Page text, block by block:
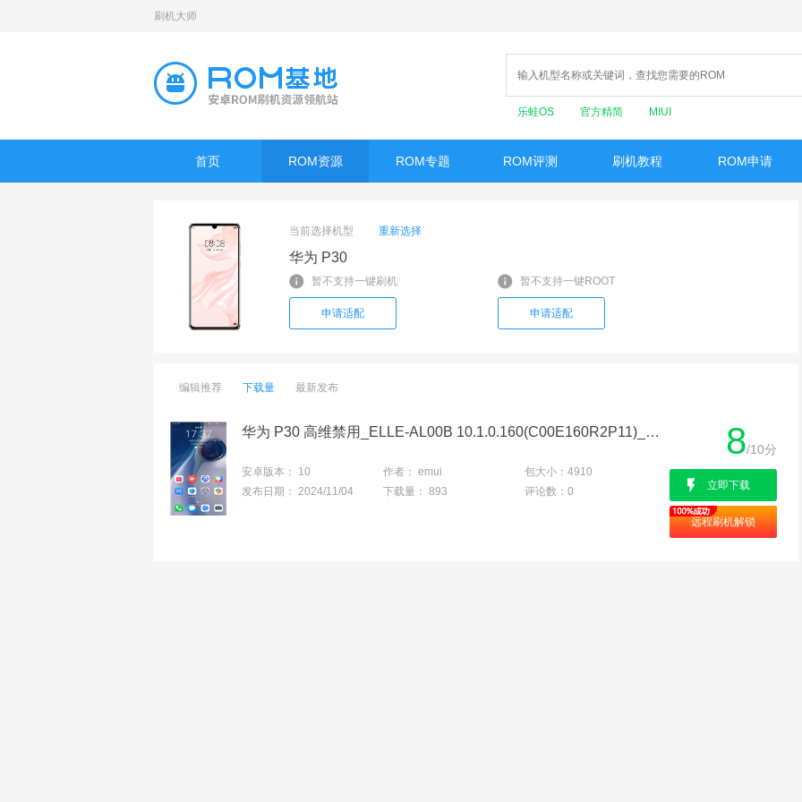
刷机大师
乐蛙OS 官方精简 MIUI
首页 ROM资源 ROM专题 ROM评测 刷机教程 ROM申请
当前选择机型 重新选择
华为 P30
暂不支持一键刷机
申请适配
暂不支持一键ROOT
申请适配
编辑推荐 下载量 最新发布
华为 P30 高维禁用_ELLE-AL00B 10.1.0.160(C00E160R2P11)_Firmware_EMUI10.1.0卡刷固件
安卓版本： 10 作者： emui 包大小： 4910
发布日期： 2024/11/04 下载量： 893 评论数： 0
8/10分
立即下载
远程刷机解锁